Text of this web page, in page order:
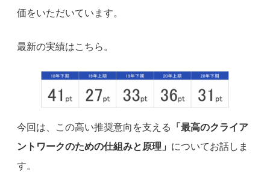
価をいただいています。
最新の実績はこちら。
今回は、この高い推奨意向を支える
「最高のクライア
ントワークのための仕組みと原理」 についてお話しま
す。